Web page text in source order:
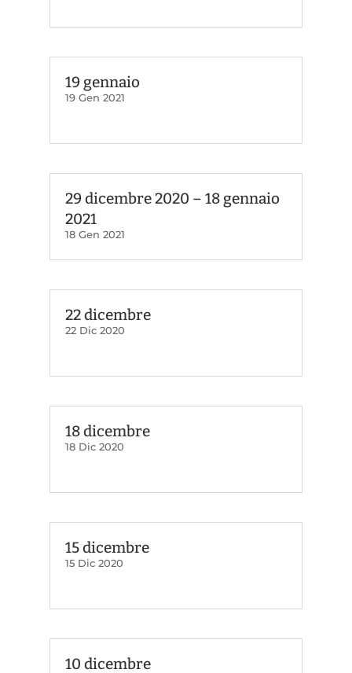
19 gennaio
19 Gen 2021
29 dicembre 2020 – 18 gennaio
2021
18 Gen 2021
22 dicembre
22 Dic 2020
18 dicembre
18 Dic 2020
15 dicembre
15 Dic 2020
10 dicembre